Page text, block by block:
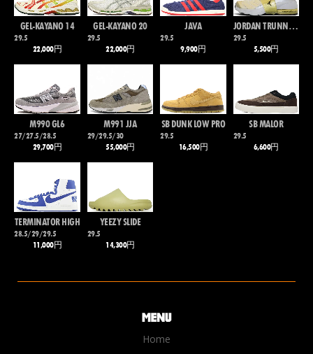
GEL-KAYANO 14
29.5
22,000円
GEL-KAYANO 20
29.5
22,000円
JAVA
29.5
9,900円
JORDAN TRUNNER BUBBLE
29.5
5,500円
M990 GL6
27/27.5/28.5
29,700円
M991 JJA
29/29.5/30
55,000円
SB DUNK LOW PRO
29.5
16,500円
SB MALOR
29.5
6,600円
TERMINATOR HIGH
28.5/29/29.5
11,000円
YEEZY SLIDE
29.5
14,300円
Home